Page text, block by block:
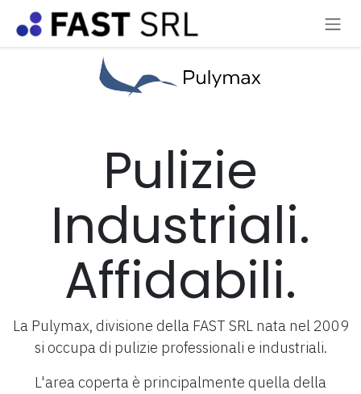
Passa al contenuto
Pulizie
Industriali.
Affidabili.
La Pulymax, divisione della FAST SRL nata nel 2009
si occupa di pulizie professionali e industriali.
L'area coperta è principalmente quella della